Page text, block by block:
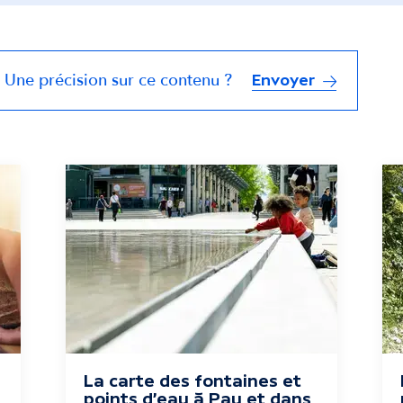
Une précision sur ce contenu ? Envoyer
La carte des fontaines et
points d'eau à Pau et dans